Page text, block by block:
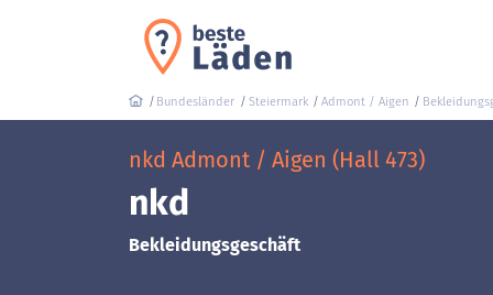
Bundesländer Steiermark Admont / Aigen
nkd Admont / Aigen (Hall 473)
nkd
Bekleidungsgeschäft